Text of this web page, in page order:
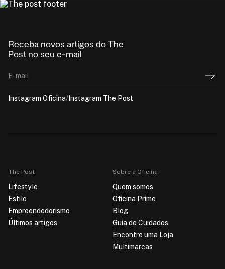
Receba novos artigos do The
Post no seu e-mail
E-mail
Instagram Oficina/ Instagram The Post
The Post
Lifestyle
Estilo
Empreendedorismo
Últimos artigos
Sobre a Oficina
Quem somos
Oficina Prime
Blog
Guia de Cuidados
Encontre uma Loja
Multimarcas